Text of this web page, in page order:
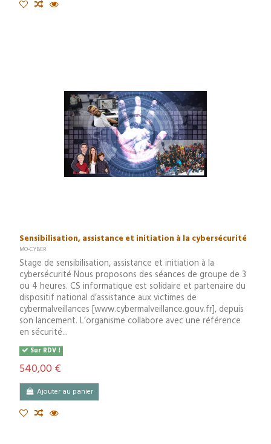
Sensibilisation, assistance et initiation à la cybersécurité
MO-CYBER
Stage de sensibilisation, assistance et initiation à la
cybersécurité Nous proposons des séances de groupe de 3
ou 4 heures. CS informatique est solidaire et partenaire du
dispositif national d’assistance aux victimes de
cybermalveillances [www.cybermalveillance.gouv.fr], depuis
son lancement. L’organisme collabore avec une référence
en sécurité...
Sur RDV !
540,00 €
Ajouter au panier